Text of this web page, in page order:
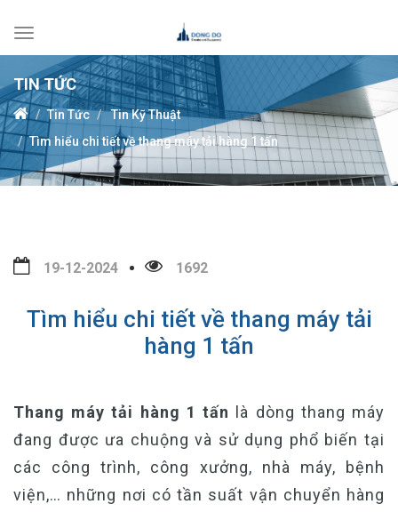
Toggle
navigation
TIN TỨC
Tin Tức
Tin Kỹ Thuật
Tìm hiểu chi tiết về thang máy tải hàng 1 tấn
19-12-2024 1692
Tìm hiểu chi tiết về thang máy tải
hàng 1 tấn
Thang máy tải hàng 1 tấn
là dòng thang máy
đang được ưa chuộng và sử dụng phổ biến tại
các công trình, công xưởng, nhà máy, bệnh
viện,… những nơi có tần suất vận chuyển hàng